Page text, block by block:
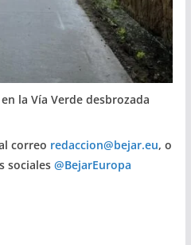
la Vía Verde desbrozada
correo redaccion@bejar.eu, o
sociales@BejarEuropa